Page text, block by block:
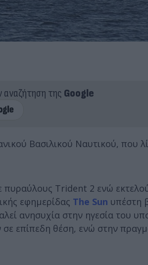
της Google
Βασιλικού Ναυτικού, που
Trident 2 ενώ
εφημερίδας The Sun υπέστη
ανησυχία στην ηγεσία του
επίπεδη θέση, ενώ στην